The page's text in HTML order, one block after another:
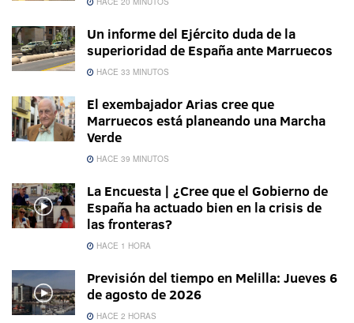
Un informe del Ejército duda de la
superioridad de España ante Marruecos
HACE 33 MINUTOS
El exembajador Arias cree que
Marruecos está planeando una Marcha
Verde
HACE 39 MINUTOS
La Encuesta | ¿Cree que el Gobierno de
España ha actuado bien en la crisis de
las fronteras?
HACE 1 HORA
Previsión del tiempo en Melilla: Jueves 6
de agosto de 2026
HACE 2 HORAS